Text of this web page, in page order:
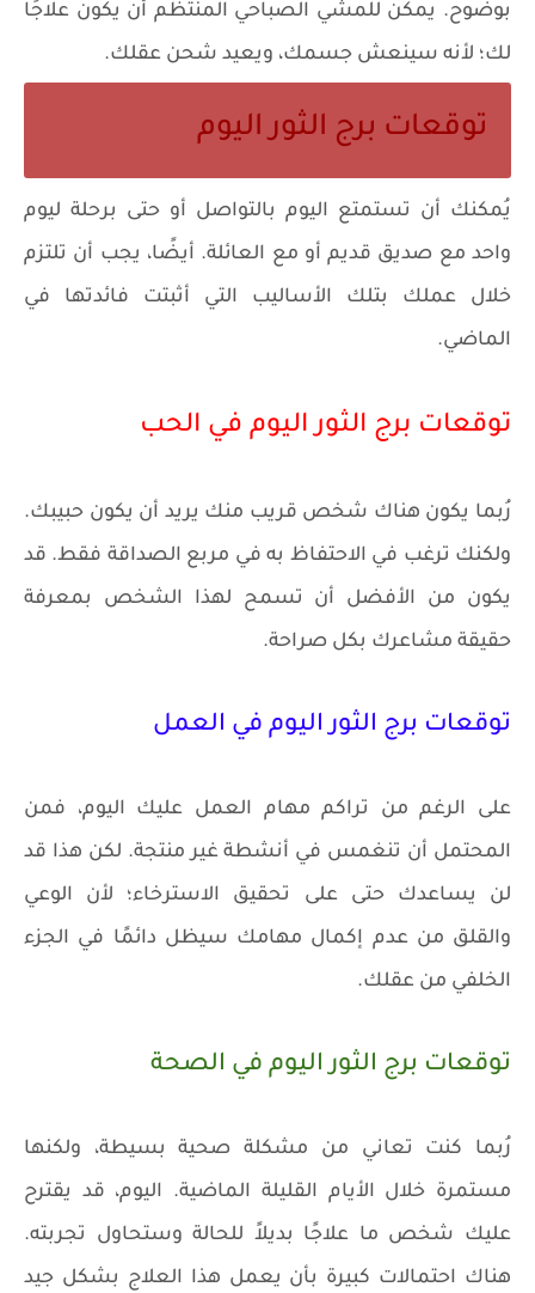
بوضوح. يمكن للمشي الصباحي المنتظم أن يكون علاجًا
لك؛ لأنه سينعش جسمك، ويعيد شحن عقلك.
توقعات برج الثور اليوم
يُمكنك أن تستمتع اليوم بالتواصل أو حتى برحلة ليوم
واحد مع صديق قديم أو مع العائلة. أيضًا، يجب أن تلتزم
خلال عملك بتلك الأساليب التي أثبتت فائدتها في
الماضي.
توقعات برج الثور اليوم في الحب
رُبما يكون هناك شخص قريب منك يريد أن يكون حبيبك.
ولكنك ترغب في الاحتفاظ به في مربع الصداقة فقط. قد
يكون من الأفضل أن تسمح لهذا الشخص بمعرفة
حقيقة مشاعرك بكل صراحة.
توقعات برج الثور اليوم في العمل
على الرغم من تراكم مهام العمل عليك اليوم، فمن
المحتمل أن تنغمس في أنشطة غير منتجة. لكن هذا قد
لن يساعدك حتى على تحقيق الاسترخاء؛ لأن الوعي
والقلق من عدم إكمال مهامك سيظل دائمًا في الجزء
الخلفي من عقلك.
توقعات برج الثور اليوم في الصحة
رُبما كنت تعاني من مشكلة صحية بسيطة، ولكنها
مستمرة خلال الأيام القليلة الماضية. اليوم، قد يقترح
عليك شخص ما علاجًا بديلاً للحالة وستحاول تجربته.
هناك احتمالات كبيرة بأن يعمل هذا العلاج بشكل جيد